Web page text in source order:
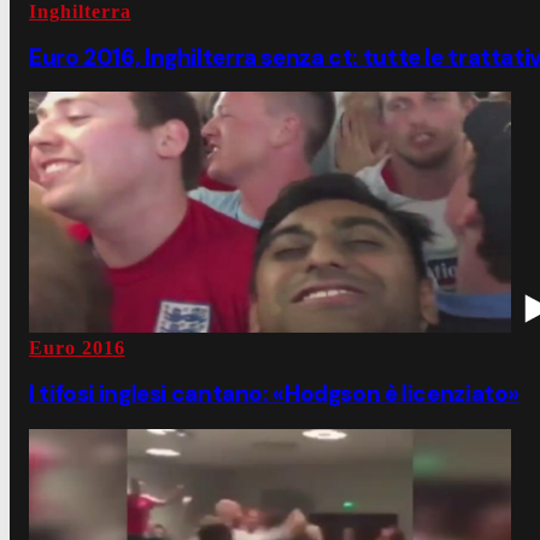
Inghilterra
Euro 2016, Inghilterra senza ct: tutte le
Euro 2016
I tifosi inglesi cantano: «Hodgson è licenziato»